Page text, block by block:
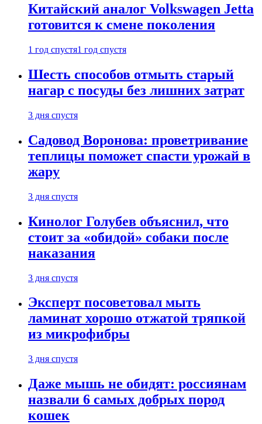
Китайский аналог Volkswagen Jetta
готовится к смене поколения
1 год спустя1 год спустя
Шесть способов отмыть старый
нагар с посуды без лишних затрат
3 дня спустя
Садовод Воронова: проветривание
теплицы поможет спасти урожай в
жару
3 дня спустя
Кинолог Голубев объяснил, что
стоит за «обидой» собаки после
наказания
3 дня спустя
Эксперт посоветовал мыть
ламинат хорошо отжатой тряпкой
из микрофибры
3 дня спустя
Даже мышь не обидят: россиянам
назвали 6 самых добрых пород
кошек